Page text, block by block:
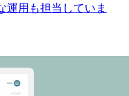
運用も担当していま